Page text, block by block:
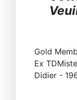
Gold
Ex
Didier -